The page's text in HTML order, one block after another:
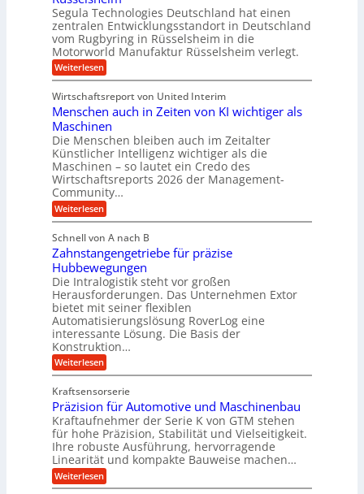
n
b
r
a
u
c
h
t
m
e
h
r
T
e
m
p
o
u
n
d
w
e
n
i
g
e
r
B
ü
r
o
s
o
r
e
n
r
e
b
u
n
d
H
y
d
r
a
u
l
i
k
i
m
V
e
r
g
l
e
i
c
h
i
e
u
n
l
a
n
g
l
e
b
i
K
u
g
e
l
g
e
w
n
d
e
t
r
i
Segula Technologies Deutschland hat einen
zentralen Entwicklungsstandort in Deutschland
vom Rugbyring in Rüsselsheim in die
Motorworld Manufaktur Rüsselsheim verlegt.
Weiterlesen:
S
g
u
l
a
T
e
c
h
n
o
l
o
g
i
e
s
b
e
z
i
e
h
t
n
e
e
n
S
t
a
n
d
o
r
Wirtschaftsreport von United Interim
Menschen auch in Zeiten von KI wichtiger als
Maschinen
Die Menschen bleiben auch im Zeitalter
Künstlicher Intelligenz wichtiger als die
Maschinen – so lautet ein Credo des
Wirtschaftsreports 2026 der Management-
Community…
Weiterlesen:
M
n
s
c
h
e
n
a
u
c
h
i
n
Z
e
e
n
v
o
n
K
Schnell von A nach B
Zahnstangengetriebe für präzise
Hubbewegungen
Die Intralogistik steht vor großen
Herausforderungen. Das Unternehmen Extor
bietet mit seiner flexiblen
Automatisierungslösung RoverLog eine
interessante Lösung. Die Basis der
Konstruktion…
Weiterlesen:
Z
h
n
s
t
a
n
g
e
n
Kraftsensorserie
Präzision für Automotive und Maschinenbau
Kraftaufnehmer der Serie K von GTM stehen
für hohe Präzision, Stabilität und Vielseitigkeit.
Ihre robuste Ausführung, hervorragende
Linearität und kompakte Bauweise machen…
Weiterlesen:
P